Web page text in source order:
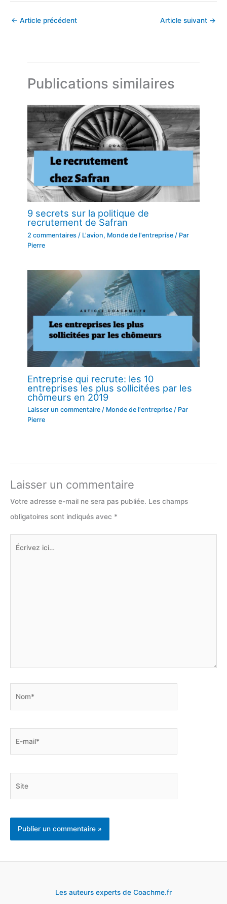
← Article précédent Article suivant →
Publications similaires
9 secrets sur la politique de
recrutement de Safran
2 commentaires / L'avion, Monde de l'entreprise / Par
Pierre
Entreprise qui recrute: les 10
entreprises les plus sollicitées par les
chômeurs en 2019
Laisser un commentaire / Monde de l'entreprise / Par
Pierre
Laisser un commentaire
Votre adresse e-mail ne sera pas publiée. Les champs
obligatoires sont indiqués avec *
Les auteurs experts de Coachme.fr